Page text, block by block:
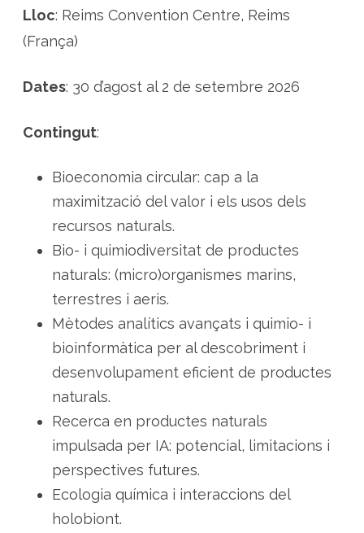
Lloc: Reims Convention Centre, Reims
(França)
Dates: 30 d’agost al 2 de setembre 2026
Contingut:
Bioeconomia circular: cap a la
maximització del valor i els usos dels
recursos naturals.
Bio- i quimiodiversitat de productes
naturals: (micro)organismes marins,
terrestres i aeris.
Mètodes analítics avançats i quimio- i
bioinformàtica per al descobriment i
desenvolupament eficient de productes
naturals.
Recerca en productes naturals
impulsada per IA: potencial, limitacions i
perspectives futures.
Ecologia química i interaccions del
holobiont.